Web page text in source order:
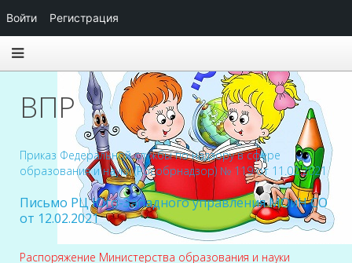
ВПР
Приказ Федеральной службы по надзору в сфере
образования и науки (Рособрнадзор) № 119 от 11.02.2021
Письмо РЦ Юго-Западного управления МОиН СО
от 12.02.2021
Распоряжение Министерства образования и науки
Войти Регистрация